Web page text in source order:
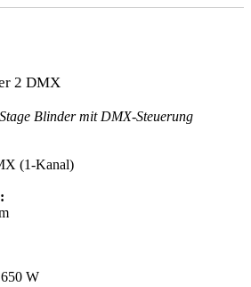
2 DMX
Blinder mit DMX-Steuerung
(1-Kanal)
W